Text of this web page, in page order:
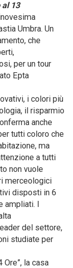
13
Umbra. Un
che
per un tour
Epta
i colori più
il risparmio
anche
tutti coloro che
ma
a tutti
non vuole
merceologici
disposti in 6
ampliati. I
del settore,
studiate per
Ore”, la casa